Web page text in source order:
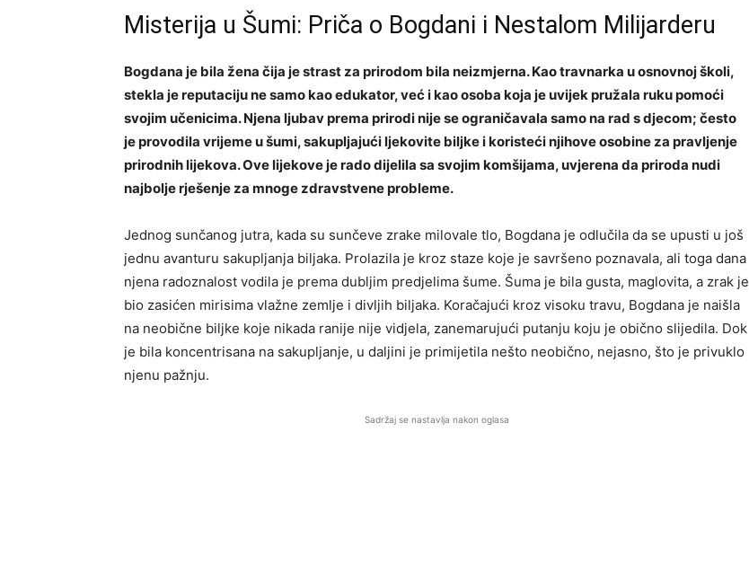
Misterija u Šumi: Priča o Bogdani i Nestalom Milijarderu
Bogdana je bila žena čija je strast za prirodom bila neizmjerna. Kao travnarka u osnovnoj školi,
stekla je reputaciju ne samo kao edukator, već i kao osoba koja je uvijek pružala ruku pomoći
svojim učenicima. Njena ljubav prema prirodi nije se ograničavala samo na rad s djecom; često
je provodila vrijeme u šumi, sakupljajući ljekovite biljke i koristeći njihove osobine za pravljenje
prirodnih lijekova. Ove lijekove je rado dijelila sa svojim komšijama, uvjerena da priroda nudi
najbolje rješenje za mnoge zdravstvene probleme.
Jednog sunčanog jutra, kada su sunčeve zrake milovale tlo, Bogdana je odlučila da se upusti u još
jednu avanturu sakupljanja biljaka. Prolazila je kroz staze koje je savršeno poznavala, ali toga dana
njena radoznalost vodila je prema dubljim predjelima šume. Šuma je bila gusta, maglovita, a zrak je
bio zasićen mirisima vlažne zemlje i divljih biljaka. Koračajući kroz visoku travu, Bogdana je naišla
na neobične biljke koje nikada ranije nije vidjela, zanemarujući putanju koju je obično slijedila. Dok
je bila koncentrisana na sakupljanje, u daljini je primijetila nešto neobično, nejasno, što je privuklo
njenu pažnju.
Sadržaj se nastavlja nakon oglasa